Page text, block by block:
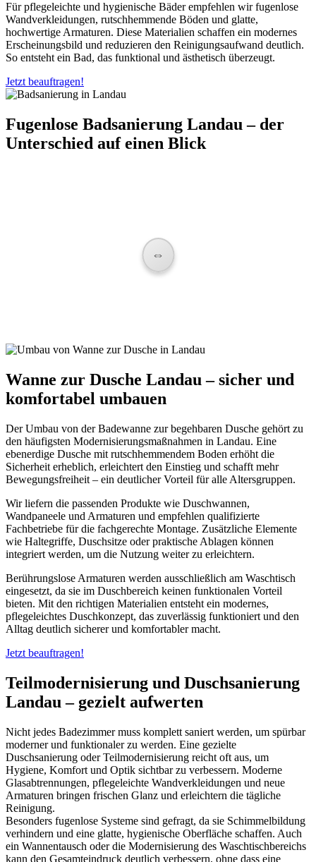
Für pflegeleichte und hygienische Bäder empfehlen wir fugenlose
Wandverkleidungen, rutschhemmende Böden und glatte,
hochwertige Armaturen. Diese Materialien schaffen ein modernes
Erscheinungsbild und reduzieren den Reinigungsaufwand deutlich.
So entsteht ein Bad, das funktional und ästhetisch überzeugt.
Jetzt beauftragen!
Fugenlose Badsanierung Landau –der
Unterschied auf einen Blick
⇔
Wanne zur Dusche Landau –sicher und
komfortabel umbauen
Der Umbau von der Badewanne zur begehbaren Dusche gehört zu
den häufigsten Modernisierungsmaßnahmen in Landau. Eine
ebenerdige Dusche mit rutschhemmendem Boden erhöht die
Sicherheit erheblich, erleichtert den Einstieg und schafft mehr
Bewegungsfreiheit – ein deutlicher Vorteil für alle Altersgruppen.
Wir liefern die passenden Produkte wie Duschwannen,
Wandpaneele und Armaturen und empfehlen qualifizierte
Fachbetriebe für die fachgerechte Montage. Zusätzliche Elemente
wie Haltegriffe, Duschsitze oder praktische Ablagen können
integriert werden, um die Nutzung weiter zu erleichtern.
Berührungslose Armaturen werden ausschließlich am Waschtisch
eingesetzt, da sie im Duschbereich keinen funktionalen Vorteil
bieten. Mit den richtigen Materialien entsteht ein modernes,
pflegeleichtes Duschkonzept, das zuverlässig funktioniert und den
Alltag deutlich sicherer und komfortabler macht.
Jetzt beauftragen!
Teilmodernisierung und Duschsanierung
Landau – gezielt aufwerten
Nicht jedes Badezimmer muss komplett saniert werden, um spürbar
moderner und funktionaler zu werden. Eine gezielte
Duschsanierung oder Teilmodernisierung reicht oft aus, um
Hygiene, Komfort und Optik sichtbar zu verbessern. Moderne
Glasabtrennungen, pflegeleichte Wandverkleidungen und neue
Armaturen bringen frischen Glanz und erleichtern die tägliche
Reinigung.
Besonders fugenlose Systeme sind gefragt, da sie Schimmelbildung
verhindern und eine glatte, hygienische Oberfläche schaffen. Auch
ein Wannentausch oder die Modernisierung des Waschtischbereichs
kann den Gesamteindruck deutlich verbessern, ohne dass eine